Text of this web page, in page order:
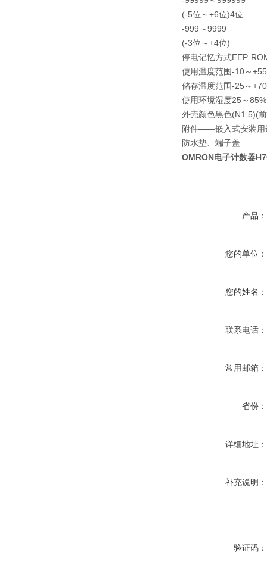
(-5位～+6位)4位
-999～9999
(-3位～+4位)
停电记忆方式EEP-
使用温度范围-10～
储存温度范围-25～
使用环境湿度25～85%
外壳颜色黑色(N1.5)(
附件――嵌入式安装
防水垫、端子盖
OMRON电子计数器
产品：
您的单位：
您的姓名：
联系电话：
常用邮箱：
省份：
详细地址：
补充说明：
验证码：